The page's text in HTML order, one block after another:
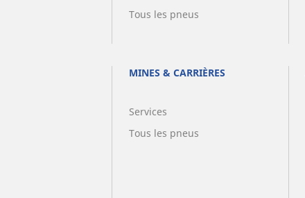
Tous les pneus
MINES & CARRIÈRES
Services
Tous les pneus